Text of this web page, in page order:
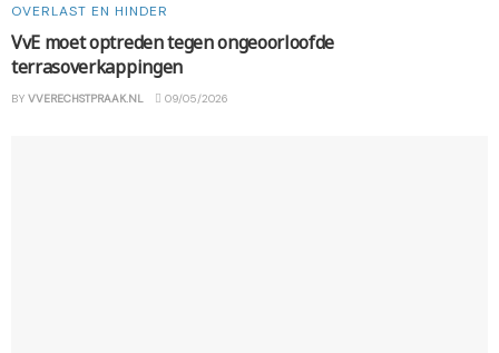
OVERLAST EN HINDER
VvE moet optreden tegen ongeoorloofde
terrasoverkappingen
BY VVERECHSTPRAAK.NL 09/05/2026